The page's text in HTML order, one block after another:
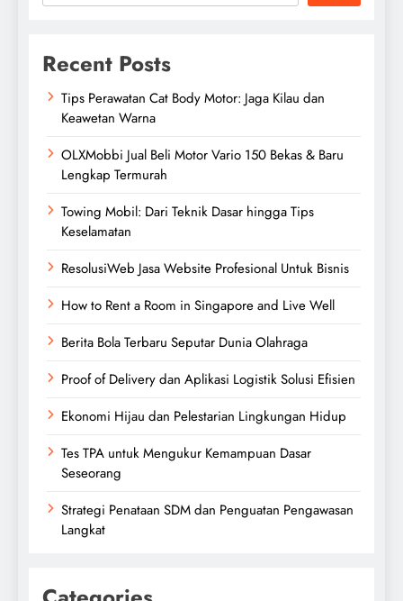
Recent Posts
Tips Perawatan Cat Body Motor: Jaga Kilau dan
Keawetan Warna
OLXMobbi Jual Beli Motor Vario 150 Bekas & Baru
Lengkap Termurah
Towing Mobil: Dari Teknik Dasar hingga Tips
Keselamatan
ResolusiWeb Jasa Website Profesional Untuk Bisnis
How to Rent a Room in Singapore and Live Well
Berita Bola Terbaru Seputar Dunia Olahraga
Proof of Delivery dan Aplikasi Logistik Solusi Efisien
Ekonomi Hijau dan Pelestarian Lingkungan Hidup
Tes TPA untuk Mengukur Kemampuan Dasar
Seseorang
Strategi Penataan SDM dan Penguatan Pengawasan
Langkat